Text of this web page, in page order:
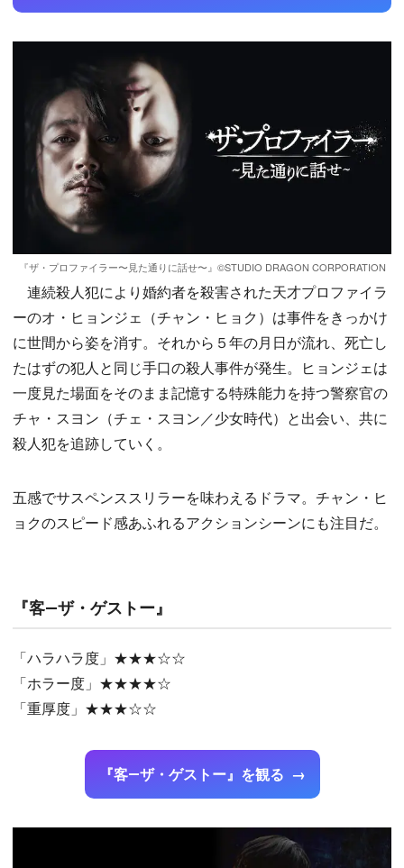
『ザ・プロファイラー〜見た通りに話せ〜』©️STUDIO DRAGON CORPORATION
連続殺人犯により婚約者を殺害された天才プロファイラ
ーのオ・ヒョンジェ（チャン・ヒョク）は事件をきっかけ
に世間から姿を消す。それから５年の月日が流れ、死亡し
たはずの犯人と同じ手口の殺人事件が発生。ヒョンジェは
一度見た場面をそのまま記憶する特殊能力を持つ警察官の
チャ・スヨン（チェ・スヨン／少女時代）と出会い、共に
殺人犯を追跡していく。
五感でサスペンススリラーを味わえるドラマ。チャン・ヒ
ョクのスピード感あふれるアクションシーンにも注目だ。
『客―ザ・ゲストー』
「ハラハラ度」★★★☆☆
「ホラー度」★★★★☆
「重厚度」★★★☆☆
『客―ザ・ゲストー』を観る